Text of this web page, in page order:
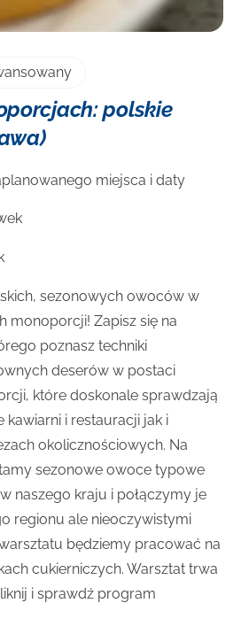
polskie
miejsca i daty
sezonowych owoców w
monoporcji! Zapisz się na
poznasz techniki
deserów w postaci
które doskonale sprawdzają
kawiarni i restauracji jak i
okolicznościowych. Na
sezonowe owoce typowe
naszego kraju i połączymy je
regionu ale nieoczywistymi
będziemy pracować na
cukierniczych. Warsztat trwa
i sprawdź program